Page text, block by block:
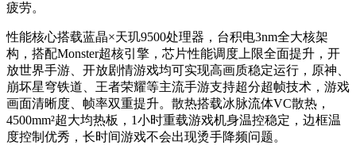
疲劳。
性能核心搭载蓝晶×天玑9500处理器，台积电3nm全大核架
构，搭配Monster超核引擎，芯片性能调度上限全面提升，开
放世界手游、开放剧情游戏均可实现高画质稳定运行，原神、
崩坏星穹铁道、王者荣耀等主流手游支持超分超帧技术，游戏
画面清晰度、帧率双重提升。散热搭载冰脉流体VC散热，
4500mm²超大均热板，1小时重载游戏机身温控稳定，边框温
度控制优秀，长时间游戏不会出现烫手降频问题。